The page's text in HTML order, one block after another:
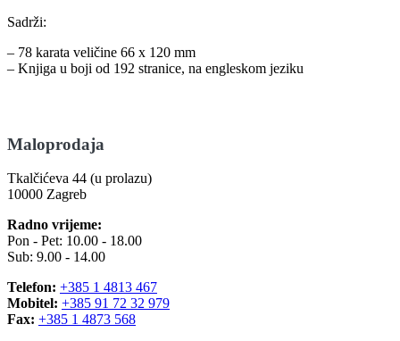
Sadrži:
– 78 karata veličine 66 x 120 mm
– Knjiga u boji od 192 stranice, na engleskom jeziku
Maloprodaja
Tkalčićeva 44 (u prolazu)
10000 Zagreb
Radno vrijeme:
Pon - Pet: 10.00 - 18.00
Sub: 9.00 - 14.00
Telefon: +385 1 4813 467
Mobitel: +385 91 72 32 979
Fax: +385 1 4873 568